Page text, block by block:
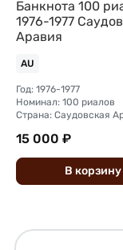
Банкнота 100
1976-1977
Аравия
AU
Год: 1976-1977
Номинал: 100 риалов
Страна: Саудовская
15 000 ₽
В корзину